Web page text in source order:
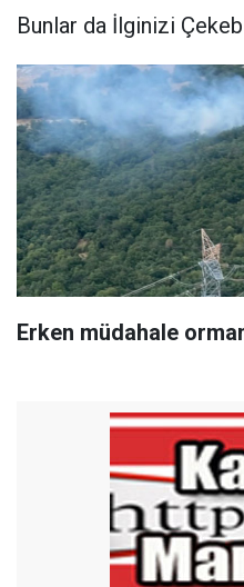
Bunlar da İlginizi
Erken müdahale